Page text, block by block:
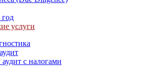
год
услуги
с налогами